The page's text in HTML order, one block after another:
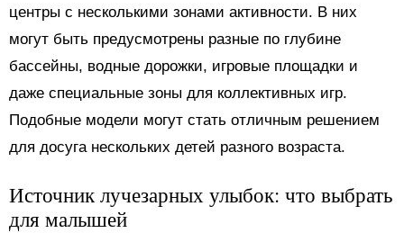
центры с несколькими зонами активности. В них
могут быть предусмотрены разные по глубине
бассейны, водные дорожки, игровые площадки и
даже специальные зоны для коллективных игр.
Подобные модели могут стать отличным решением
для досуга нескольких детей разного возраста.
Источник лучезарных улыбок: что выбрать
для малышей